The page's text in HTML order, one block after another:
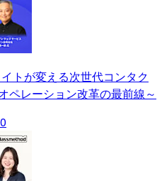
トが変える次世代コンタク
ペレーション改革の最前線～